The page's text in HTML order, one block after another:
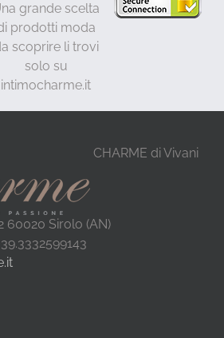
grande scelta
prodotti moda
scoprire li trovi
solo su
intimocharme.it
CHARME di Vivani
60020 Sirolo (AN)